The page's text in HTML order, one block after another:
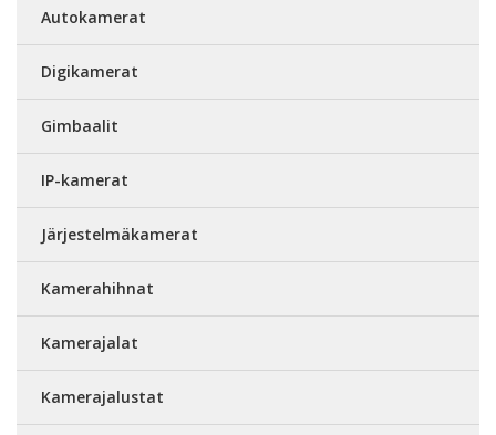
Autokamerat
Digikamerat
Gimbaalit
IP-kamerat
Järjestelmäkamerat
Kamerahihnat
Kamerajalat
Kamerajalustat